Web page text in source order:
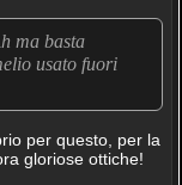
ma basta
usato fuori
per questo, per la
gloriose ottiche!